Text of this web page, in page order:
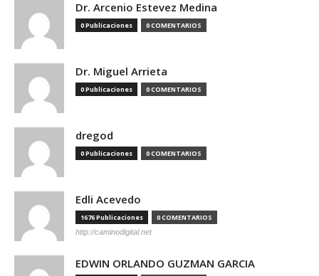
Dr. Arcenio Estevez Medina
0 Publicaciones 0 COMENTARIOS
Dr. Miguel Arrieta
0 Publicaciones 0 COMENTARIOS
dregod
0 Publicaciones 0 COMENTARIOS
Edli Acevedo
1676 Publicaciones 0 COMENTARIOS
http://caminodigital.net
EDWIN ORLANDO GUZMAN GARCIA